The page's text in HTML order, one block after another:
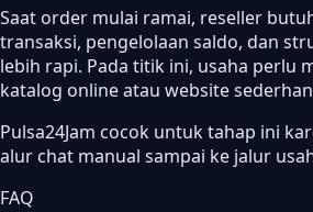
Saat order mulai ramai, reseller
transaksi, pengelolaan saldo, dan
lebih rapi. Pada titik ini, usaha perlu
katalog online atau website
Pulsa24Jam cocok untuk tahap ini
alur chat manual sampai ke jalur
FAQ